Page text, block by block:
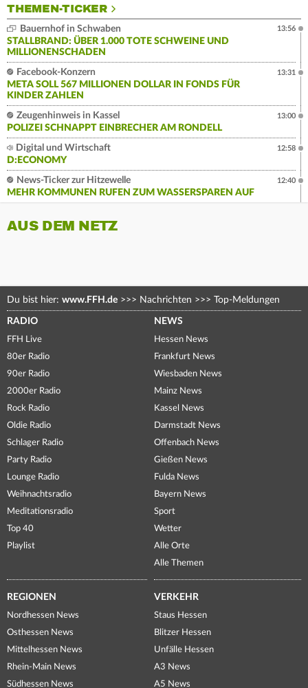
THEMEN-TICKER
Bauernhof in Schwaben
STALLBRAND: ÜBER 1.000 TOTE SCHWEINE UND
MILLIONENSCHADEN
13:56
Facebook-Konzern
META SOLL 567 MILLIONEN DOLLAR IN FONDS FÜR
KINDER ZAHLEN
13:31
Zeugenhinweis in Kassel
POLIZEI SCHNAPPT EINBRECHER AM RONDELL
13:00
Digital und Wirtschaft
D:ECONOMY
12:58
News-Ticker zur Hitzewelle
MEHR KOMMUNEN RUFEN ZUM WASSERSPAREN AUF
12:40
AUS DEM NETZ
Du bist hier: www.FFH.de >>> Nachrichten >>> Top-Meldungen
RADIO
FFH Live
80er Radio
90er Radio
2000er Radio
Rock Radio
Oldie Radio
Schlager Radio
Party Radio
Lounge Radio
Weihnachtsradio
Meditationsradio
Top 40
Playlist
NEWS
Hessen News
Frankfurt News
Wiesbaden News
Mainz News
Kassel News
Darmstadt News
Offenbach News
Gießen News
Fulda News
Bayern News
Sport
Wetter
Alle Orte
Alle Themen
REGIONEN
Nordhessen News
Osthessen News
Mittelhessen News
Rhein-Main News
Südhessen News
VERKEHR
Staus Hessen
Blitzer Hessen
Unfälle Hessen
A3 News
A5 News